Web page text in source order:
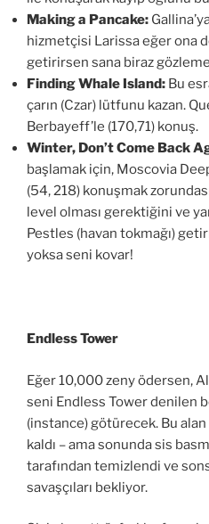
Making a Pancake:
hizmetçisi Larissa eğer ona
getirirsen sana biraz
Finding Whale Island: Bu
çarın (Czar) lütfunu kazan.
Berbayeff’le (170,71) konuş.
Winter, Don’t Come Back
başlamak için, Moscovia
(54, 218) konuşmak
level olması gerektiğini ve
Pestles (havan tokmağı)
yoksa seni kovar!
Endless Tower
Eğer 10,000 zeny ödersen,
seni Endless Tower denilen
(instance) götürecek. Bu
kaldı – ama sonunda sis
tarafından temizlendi ve
savaşçıları bekliyor.